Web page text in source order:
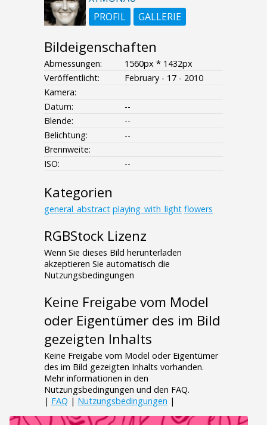
PROFIL
GALLERIE
Bildeigenschaften
Abmessungen:
1560px * 1432px
Veröffentlicht:
February - 17 - 2010
Kamera:
Datum:
--
Blende:
--
Belichtung:
--
Brennweite:
ISO:
--
Kategorien
general_abstract playing_with_light flowers
RGBStock Lizenz
Wenn Sie dieses Bild herunterladen
akzeptieren Sie automatisch die
Nutzungsbedingungen
Keine Freigabe vom Model
oder Eigentümer des im Bild
gezeigten Inhalts
Keine Freigabe vom Model oder Eigentümer
des im Bild gezeigten Inhalts vorhanden.
Mehr informationen in den
Nutzungsbedingungen und den FAQ.
| FAQ | Nutzungsbedingungen |